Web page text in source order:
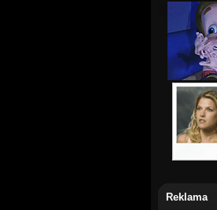
Reklama